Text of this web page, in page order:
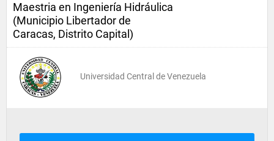
Maestria en Ingeniería Hidráulica
(Municipio Libertador de
Caracas, Distrito Capital)
Universidad Central de Venezuela